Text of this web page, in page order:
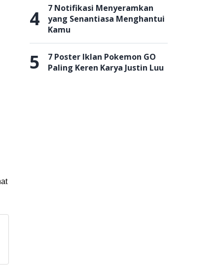
4
7 Notifikasi Menyeramkan
yang Senantiasa Menghantui
Kamu
5
7 Poster Iklan Pokemon GO
Paling Keren Karya Justin Luu